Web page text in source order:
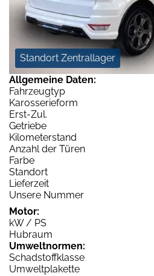
Standort Zentrallager
Allgemeine Daten:
Fahrzeugtyp
Karosserieform
Erst-Zul.
Getriebe
Kilometerstand
Anzahl der Türen
Farbe
Standort
Lieferzeit
Unsere Nummer
Motor:
kW / PS
Hubraum
Umweltnormen:
Schadstoffklasse
Umweltplakette